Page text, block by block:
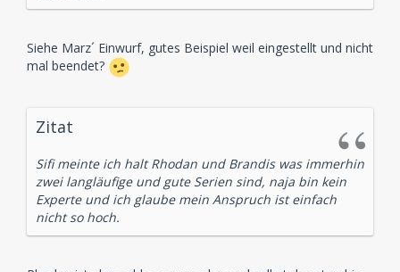
Siehe Marz´ Einwurf, gutes Beispiel weil eingestellt und nicht
mal beendet?
Zitat
Sifi meinte ich halt Rhodan und Brandis was immerhin
zwei langläufige und gute Serien sind, naja bin kein
Experte und ich glaube mein Anspruch ist einfach
nicht so hoch.